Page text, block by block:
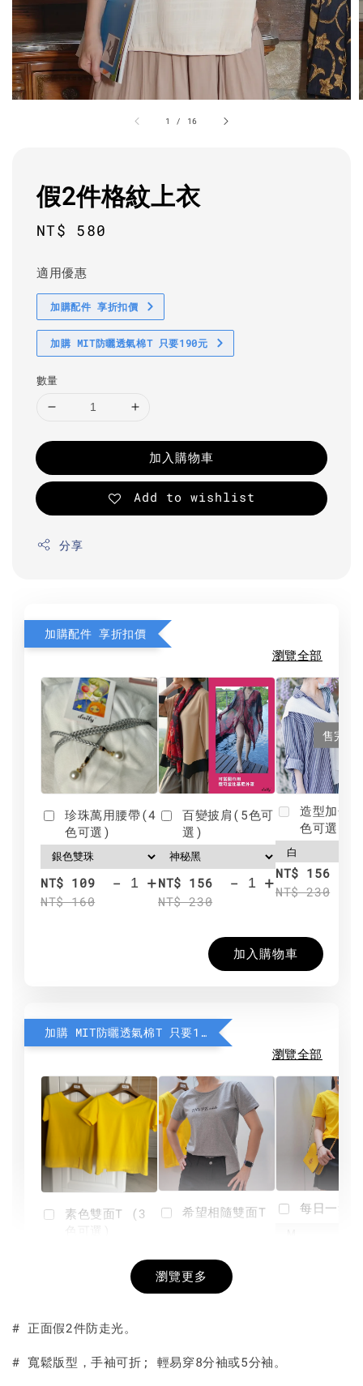
1 / 16
假2件格紋上衣
Regular
NT$ 580
適用優惠
加購配件 享折扣價
加購 MIT防曬透氣棉T 只要190元
數量
加入購物車
Add to wishlist
分享
加購配件 享折扣價
瀏覽全部
珍珠萬用腰帶(4
色可選)
NT$ 109
NT$ 160
- +
百變披肩(5色可
選)
NT$ 156
NT$ 230
- +
售完
造型加分
色可選)
NT$ 156
NT$ 230
加入購物車
加購 MIT防曬透氣棉T 只要190元
瀏覽全部
素色雙面T (3
+
希望相隨雙面T
NT$ 190
-
每日一笑
瀏覽更多
# 正面假2件防走光。
# 寬鬆版型，手袖可折; 輕易穿8分袖或5分袖。